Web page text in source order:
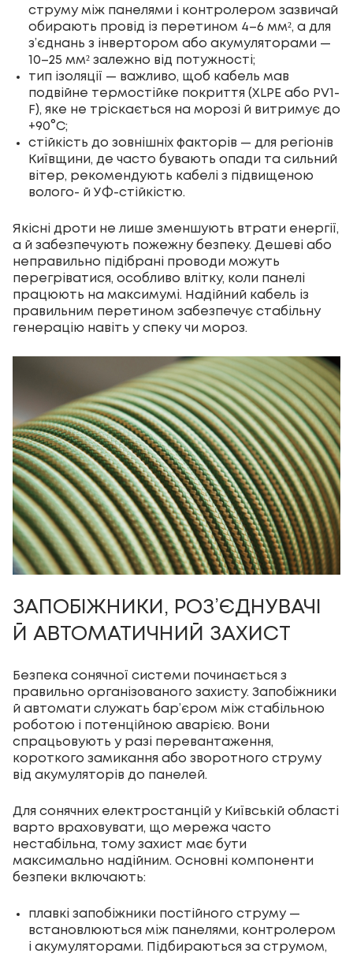
струму між панелями і контролером зазвичай
обирають провід із перетином 4–6 мм², а для
з’єднань з інвертором або акумуляторами —
10–25 мм² залежно від потужності;
тип ізоляції — важливо, щоб кабель мав
подвійне термостійке покриття (XLPE або PV1-
F), яке не тріскається на морозі й витримує до
+90°C;
стійкість до зовнішніх факторів — для регіонів
Київщини, де часто бувають опади та сильний
вітер, рекомендують кабелі з підвищеною
волого- й УФ-стійкістю.
Якісні дроти не лише зменшують втрати енергії,
а й забезпечують пожежну безпеку. Дешеві або
неправильно підібрані проводи можуть
перегріватися, особливо влітку, коли панелі
працюють на максимумі. Надійний кабель із
правильним перетином забезпечує стабільну
генерацію навіть у спеку чи мороз.
ЗАПОБІЖНИКИ, РОЗ’ЄДНУВАЧІ
Й АВТОМАТИЧНИЙ ЗАХИСТ
Безпека сонячної системи починається з
правильно організованого захисту. Запобіжники
й автомати служать бар’єром між стабільною
роботою і потенційною аварією. Вони
спрацьовують у разі перевантаження,
короткого замикання або зворотного струму
від акумуляторів до панелей.
Для сонячних електростанцій у Київській області
варто враховувати, що мережа часто
нестабільна, тому захист має бути
максимально надійним. Основні компоненти
безпеки включають:
плавкі запобіжники постійного струму —
встановлюються між панелями, контролером
і акумуляторами. Підбираються за струмом,